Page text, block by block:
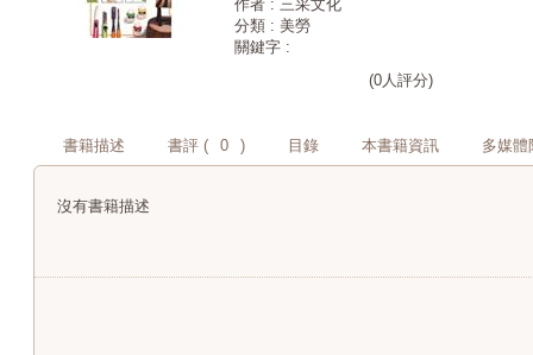
作者 : 三采文化
分類 : 美勞
關鍵字 :
(0人評分)
書籍描述 書評 ( 0 ) 目錄 本書籍資訊 多媒體
沒有書籍描述